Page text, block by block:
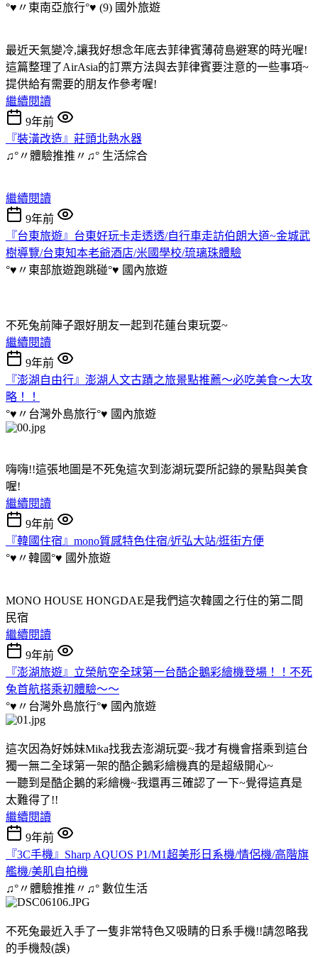
°♥〃東南亞旅行°♥ (9) 國外旅遊
最近天氣變冷,讓我好想念年底去菲律賓薄荷島避寒的時光喔!
這篇整理了AirAsia的訂票方法與去菲律賓要注意的一些事項~
提供給有需要的朋友作參考喔!
繼續閱讀
9年前
『裝潢改造』莊頭北熱水器
♫°〃體驗推推〃♫° 生活綜合
繼續閱讀
9年前
『台東旅遊』台東好玩卡走透透/自行車走訪伯朗大道~金城武
樹導覽/台東知本老爺酒店/米國學校/琉璃珠體驗
°♥〃東部旅遊跑跳碰°♥ 國內旅遊
不死兔前陣子跟好朋友一起到花蓮台東玩耍~
繼續閱讀
9年前
『澎湖自由行』澎湖人文古蹟之旅景點推薦～必吃美食～大攻
略！！
°♥〃台灣外島旅行°♥ 國內旅遊
嗨嗨!!這張地圖是不死兔這次到澎湖玩耍所記錄的景點與美食
喔!
繼續閱讀
9年前
『韓國住宿』mono質感特色住宿/近弘大站/逛街方便
°♥〃韓國°♥ 國外旅遊
MONO HOUSE HONGDAE是我們這次韓國之行住的第二間
民宿
繼續閱讀
9年前
『澎湖旅遊』立榮航空全球第一台酷企鵝彩繪機登場！！不死
兔首航搭乘初體驗～～
°♥〃台灣外島旅行°♥ 國內旅遊
這次因為好姊妹Mika找我去澎湖玩耍~我才有機會搭乘到這台
獨一無二全球第一架的酷企鵝彩繪機真的是超級開心~
一聽到是酷企鵝的彩繪機~我還再三確認了一下~覺得這真是
太難得了!!
繼續閱讀
9年前
『3C手機』Sharp AQUOS P1/M1超美形日系機/情侶機/高階旗
艦機/美肌自拍機
♫°〃體驗推推〃♫° 數位生活
不死兔最近入手了一隻非常特色又吸睛的日系手機!!請忽略我
的手機殼(誤)